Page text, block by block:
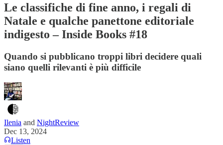
Le classifiche di fine anno, i regali di
Natale e qualche panettone editoriale
indigesto – Inside Books #18
Quando si pubblicano troppi libri decidere quali
siano quelli rilevanti è più difficile
Ilenia and NightReview
Dec 13, 2024
Listen